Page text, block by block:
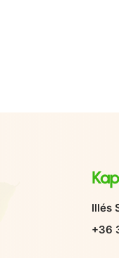
Illés
+36